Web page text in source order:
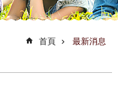
首頁 最新消息